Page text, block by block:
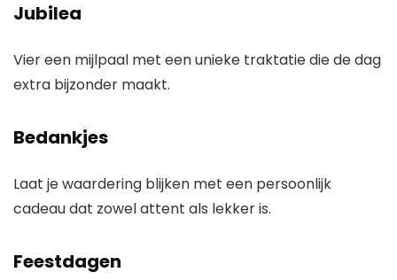
Jubilea
Vier een mijlpaal met een unieke traktatie die de dag
extra bijzonder maakt.
Bedankjes
Laat je waardering blijken met een persoonlijk
cadeau dat zowel attent als lekker is.
Feestdagen